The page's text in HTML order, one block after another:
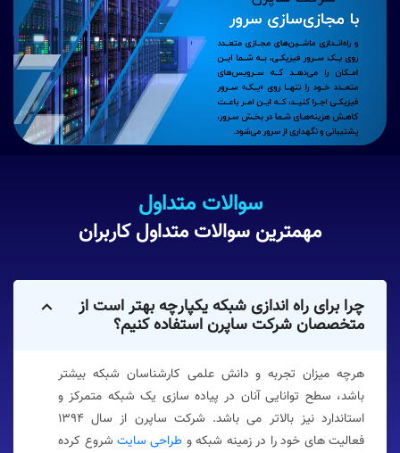
سوالات متداول
مهمترین سوالات متداول کاربران
چرا برای راه اندازی شبکه یکپارچه بهتر است از
متخصصان شرکت ساپرن استفاده کنیم؟
هرچه میزان تجربه و دانش علمی کارشناسان شبکه بیشتر
باشد، سطح توانایی آنان در پیاده سازی یک شبکه متمرکز و
استاندارد نیز بالاتر می باشد. شرکت ساپرن از سال 1394
فعالیت های خود را در زمینه شبکه و طراحی سایت شروع کرده